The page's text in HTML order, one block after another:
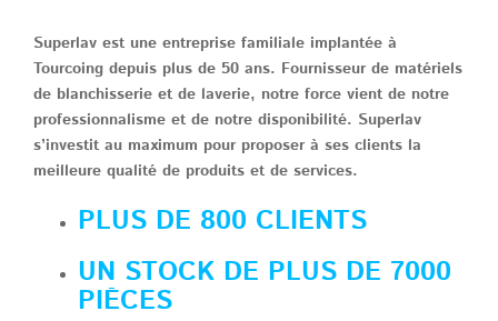
Superlav est une entreprise familiale implantée à
Tourcoing depuis plus de 50 ans. Fournisseur de matériels
de blanchisserie et de laverie, notre force vient de notre
professionnalisme et de notre disponibilité. Superlav
s’investit au maximum pour proposer à ses clients la
meilleure qualité de produits et de services.
PLUS DE 800 CLIENTS
UN STOCK DE PLUS DE 7000
PIÈCES